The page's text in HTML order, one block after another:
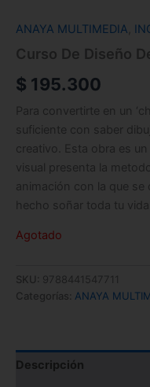
ANAYA MULTIMEDIA
Curso De Diseño
$ 195.300
Para convertirte en un
suficiente con saber
creativo. Esta obra es
visual presenta la
animación con la que se
hecho soñar toda tu vida.
Agotado
SKU: 9788441547711
Categorías: ANAYA
Descripción